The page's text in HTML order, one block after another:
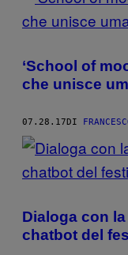
‘School of
che unisce
07.28.17DI
Dialoga con
chatbot del